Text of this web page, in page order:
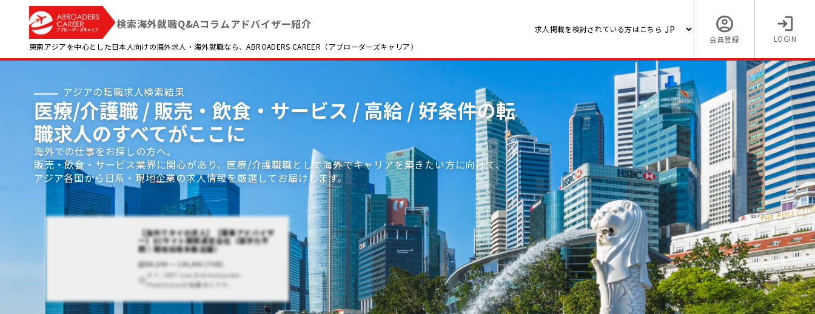
検索海外就職Q&Aコラムアドバイザー紹介
東南アジアを中心とした日本人向けの海外求人・海外就職なら、ABROADERS CAREER（アブローダーズキャリア）
求人掲載を検討されている方はこちら
会員登録
LOGIN
アジアの転職求人検索結果
医療/介護職 / 販売・飲食・サービス / 高給 / 好条件の転
職求人のすべてがここに
海外での仕事をお探しの方へ。
販売・飲食・サービス業界に関心があり、医療/介護職職として海外でキャリアを築きたい方に向けて、
アジア各国から日系・現地企業の求人情報を厳選してお届けします。
【海外でタイの求人】【薬事アドバイザ
ー】ECサイト開発運営会社（語学力不
問！現地採用多数活躍）
80,000 〜 100,000 (THB)
タイ / MRT Line,Ratchadapisek -
Phetchaburiの転職求人です。